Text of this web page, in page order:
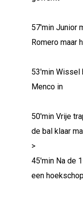
57'min Junior
Romero maar
53'min Wissel
Menco in
50'min Vrije
de bal klaar
>
45'min Na de
een